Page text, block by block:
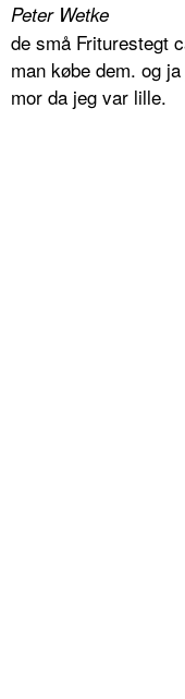
Peter Wetke
de små Friturestegt
man købe dem. og
mor da jeg var lille.